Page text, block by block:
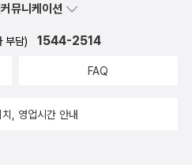
뮤니케이션
부담) 1544-2514
FAQ
, 영업시간 안내